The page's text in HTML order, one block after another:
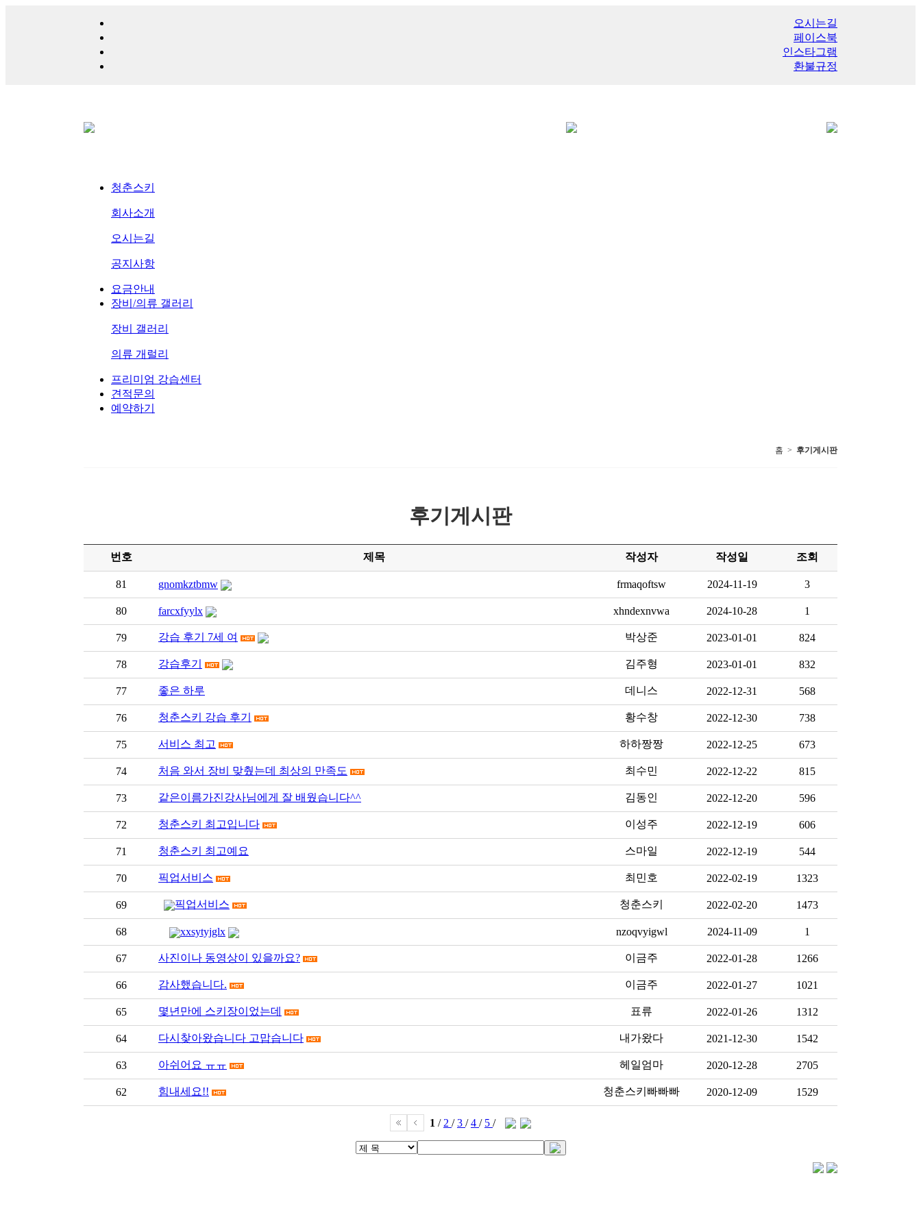
오시는길
페이스북
인스타그램
환불규정
청춘스키
회사소개
오시는길
공지사항
요금안내
장비/의류 갤러리
장비 갤러리
의류 개럴리
프리미엄 강습센터
견적문의
예약하기
홈 > 후기게시판
후기게시판
번호 제목 작성자 작성일 조회
81 gnomkztbmw frmaqoftsw 2024-11-19 3
80 farcxfyylx xhndexnvwa 2024-10-28 1
79 강습 후기 7세 여 박상준 2023-01-01 824
78 강습후기 김주형 2023-01-01 832
77 좋은 하루 데니스 2022-12-31 568
76 청춘스키 강습 후기 황수창 2022-12-30 738
75 서비스 최고 하하짱짱 2022-12-25 673
74 처음 와서 장비 맞췄는데 최상의 만족도 최수민 2022-12-22 815
73 같은이름가진강사님에게 잘 배웠습니다^^ 김동인 2022-12-20 596
72 청춘스키 최고입니다 이성주 2022-12-19 606
71 청춘스키 최고예요 스마일 2022-12-19 544
70 픽업서비스 최민호 2022-02-19 1323
69 픽업서비스 청춘스키 2022-02-20 1473
68 xxsytyjglx nzoqvyigwl 2024-11-09 1
67 사진이나 동영상이 있을까요? 이금주 2022-01-28 1266
66 감사했습니다. 이금주 2022-01-27 1021
65 몇년만에 스키장이었는데 표류 2022-01-26 1312
64 다시찾아왔습니다 고맙습니다 내가왔다 2021-12-30 1542
63 아쉬어요 ㅠㅠ 헤일엄마 2020-12-28 2705
62 힘내세요!! 청춘스키빠빠빠 2020-12-09 1529
1 / 2 /3 /4 / 5 /